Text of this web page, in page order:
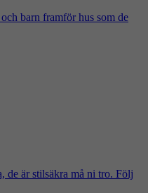
de är stilsäkra må ni tro. Följ